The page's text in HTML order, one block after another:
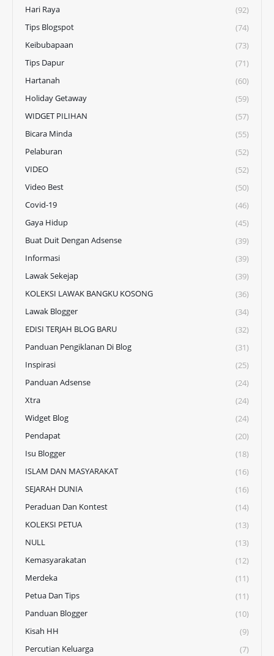
Hari Raya
(92)
Tips Blogspot
(74)
Keibubapaan
(73)
Tips Dapur
(71)
Hartanah
(60)
Holiday Getaway
(59)
WIDGET PILIHAN
(57)
Bicara Minda
(55)
Pelaburan
(52)
VIDEO
(52)
Video Best
(50)
Covid-19
(46)
Gaya Hidup
(45)
Buat Duit Dengan Adsense
(39)
Informasi
(39)
Lawak Sekejap
(39)
KOLEKSI LAWAK BANGKU KOSONG
(36)
Lawak Blogger
(34)
EDISI TERJAH BLOG BARU
(32)
Panduan Pengiklanan Di Blog
(31)
Inspirasi
(25)
Panduan Adsense
(24)
Xtra
(24)
Widget Blog
(24)
Pendapat
(20)
Isu Blogger
(18)
ISLAM DAN MASYARAKAT
(16)
SEJARAH DUNIA
(16)
Peraduan Dan Kontest
(14)
KOLEKSI PETUA
(13)
NULL
(13)
Kemasyarakatan
(12)
Merdeka
(11)
Petua Dan Tips
(11)
Panduan Blogger
(10)
Kisah HH
(9)
Percutian Keluarga
(7)